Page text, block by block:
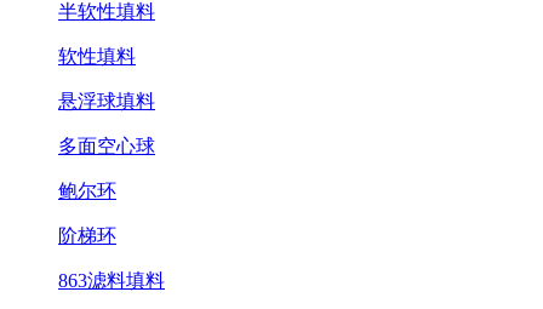
半软性填料
软性填料
悬浮球填料
多面空心球
鲍尔环
阶梯环
863滤料填料